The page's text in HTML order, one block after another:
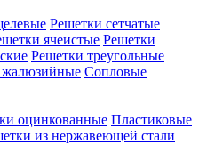
Решетки сетчатые
ячеистые Решетки
Решетки треугольные
жалюзийные Сопловые
оцинкованные Пластиковые
из нержавеющей стали